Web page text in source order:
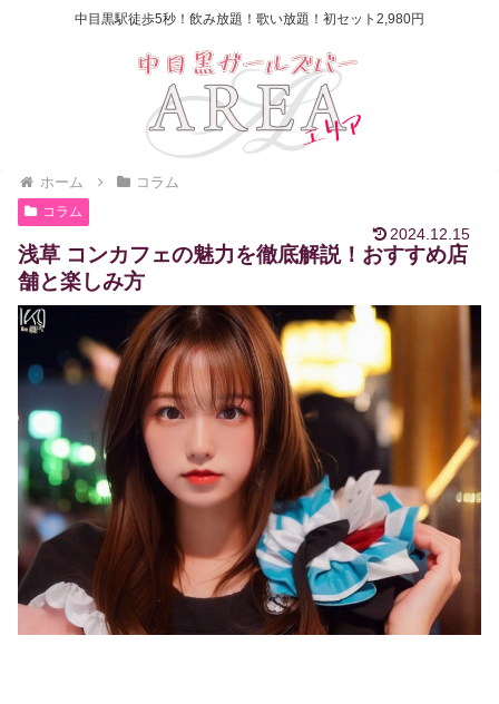
中目黒駅徒歩5秒！飲み放題！歌い放題！初セット2,980円
ホーム コラム
コラム
2024.12.15
浅草 コンカフェの魅力を徹底解説！おすすめ店
舗と楽しみ方